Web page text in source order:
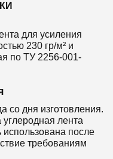
для усиления
230 гр/м² и
по ТУ 2256-001-
со дня изготовления.
углеродная лента
после
требованиям